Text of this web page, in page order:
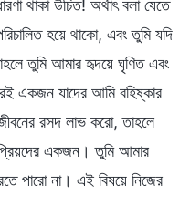
থাকা উচিত! অর্থাৎ বলা যেতে
হয়ে থাকো, এবং তুমি যদি
তুমি আমার হৃদয়ে ঘৃণিত এবং
একজন যাদের আমি বহিষ্কার
রসদ লাভ করো, তাহলে
একজন। তুমি আমার
পারো না। এই বিষয়ে নিজের